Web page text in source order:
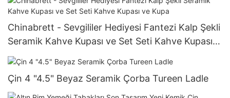
Chinabrett - Sevgililer Hediyesi Fantezi Kalp Şekli
Seramik Kahve Kupası ve Set Seti Kahve Kupası
ve Kupa
Çin 4 "4.5" Beyaz Seramik Çorba Tureen Ladle